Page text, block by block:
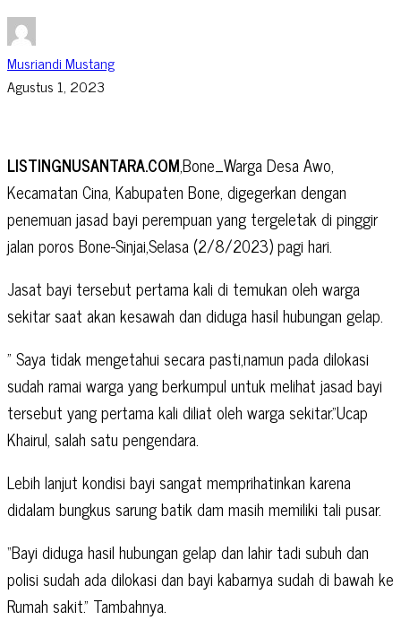
Musriandi Mustang
Agustus 1, 2023
LISTINGNUSANTARA.COM,Bone_Warga Desa Awo,
Kecamatan Cina, Kabupaten Bone, digegerkan dengan
penemuan jasad bayi perempuan yang tergeletak di pinggir
jalan poros Bone-Sinjai,Selasa (2/8/2023) pagi hari.
Jasat bayi tersebut pertama kali di temukan oleh warga
sekitar saat akan kesawah dan diduga hasil hubungan gelap.
” Saya tidak mengetahui secara pasti,namun pada dilokasi
sudah ramai warga yang berkumpul untuk melihat jasad bayi
tersebut yang pertama kali diliat oleh warga sekitar.”Ucap
Khairul, salah satu pengendara.
Lebih lanjut kondisi bayi sangat memprihatinkan karena
didalam bungkus sarung batik dam masih memiliki tali pusar.
“Bayi diduga hasil hubungan gelap dan lahir tadi subuh dan
polisi sudah ada dilokasi dan bayi kabarnya sudah di bawah ke
Rumah sakit.” Tambahnya.